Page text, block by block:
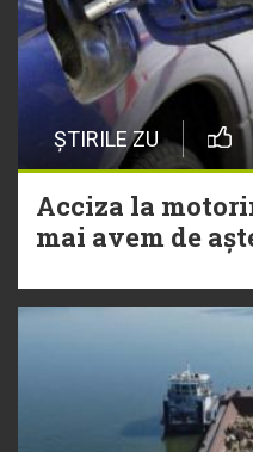
ȘTIRILE ZU
Acciza la
mai avem de